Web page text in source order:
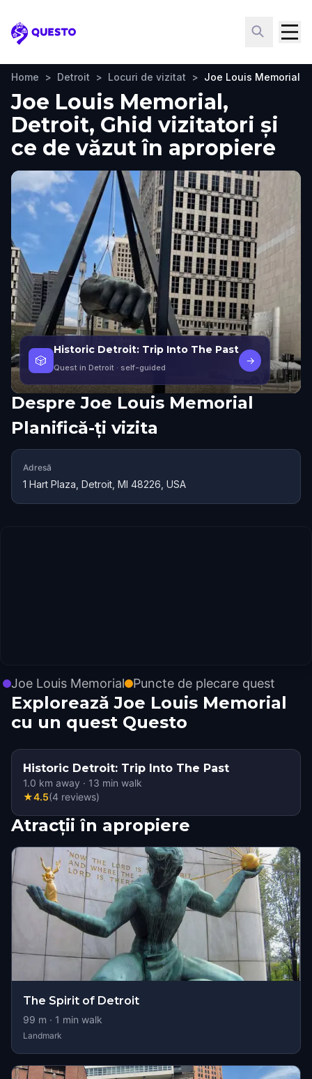
Questo
Home > Detroit > Locuri de vizitat > Joe Louis Memorial
Joe Louis Memorial,
Detroit, Ghid vizitatori și
ce de văzut în apropiere
🎲
Historic Detroit: Trip Into The Past
Quest in Detroit · self-guided
→
Despre Joe Louis Memorial
Planifică-ți vizita
Adresă
1 Hart Plaza, Detroit, MI 48226, USA
Joe Louis Memorial Puncte de plecare quest
Explorează Joe Louis Memorial
cu un quest Questo
Historic Detroit: Trip Into The Past
1.0 km away · 13 min walk
★4.5(4 reviews)
Atracții în apropiere
The Spirit of Detroit
99 m · 1 min walk
Landmark